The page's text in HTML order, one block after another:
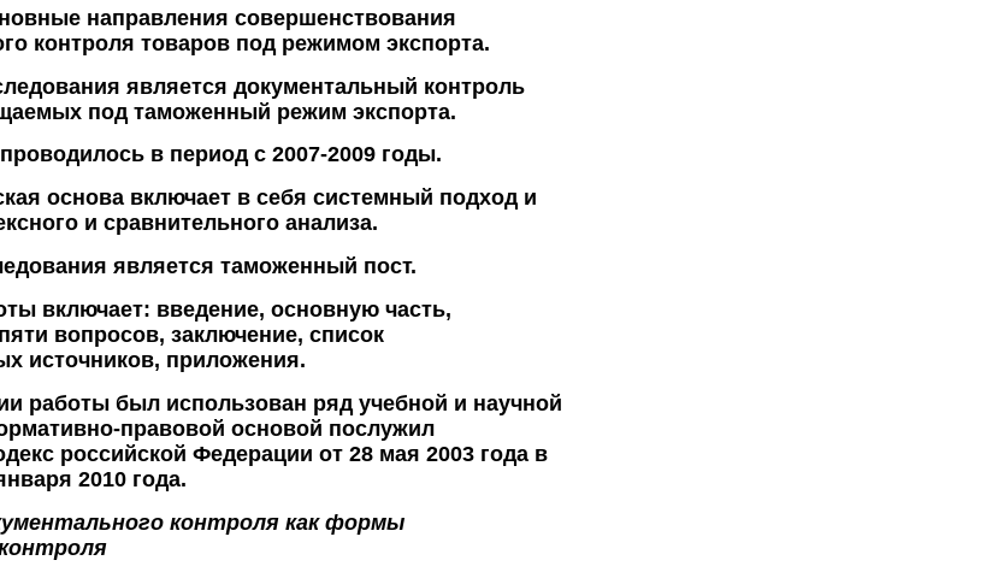
направления совершенствования
контроля товаров под режимом экспорта.
является документальный контроль
под таможенный режим экспорта.
в период с 2007-2009 годы.
основа включает в себя системный подход и
и сравнительного анализа.
является таможенный пост.
включает: введение, основную часть,
вопросов, заключение, список
источников, приложения.
работы был использован ряд учебной и научной
правовой основой послужил
российской Федерации от 28 мая 2003 года в
2010 года.
контроля как формы